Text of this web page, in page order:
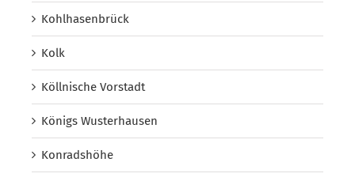
Kohlhasenbrück
Kolk
Köllnische Vorstadt
Königs Wusterhausen
Konradshöhe